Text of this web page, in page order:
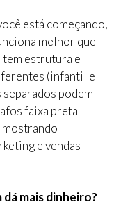
está começando,
melhor que
tem estrutura e
(infantil e
podem
faixa preta
e vendas
mais dinheiro?